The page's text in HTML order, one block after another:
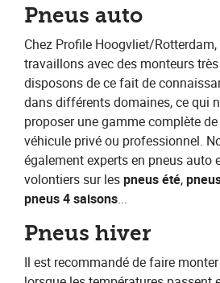
Pneus auto
Chez Profile Hoogvliet/Rotterdam,
travaillons avec des monteurs
disposons de ce fait de
dans différents domaines, ce qui
proposer une gamme complète
véhicule privé ou professionnel.
également experts en pneus auto
volontiers sur les ​pneus été​, ​
pneus 4 saisons​...
Pneus hiver
Il est recommandé de faire monter